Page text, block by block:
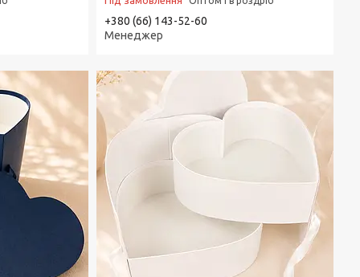
+380 (66) 143-52-60
Менеджер